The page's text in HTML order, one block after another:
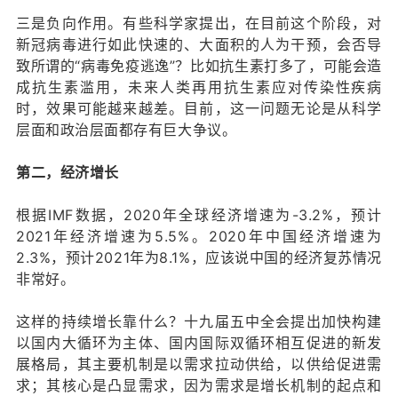
三是负向作用。有些科学家提出，在目前这个阶段，对
新冠病毒进行如此快速的、大面积的人为干预，会否导
致所谓的“病毒免疫逃逸”？比如抗生素打多了，可能会造
成抗生素滥用，未来人类再用抗生素应对传染性疾病
时，效果可能越来越差。目前，这一问题无论是从科学
层面和政治层面都存有巨大争议。
第二，经济增长
根据IMF数据，2020年全球经济增速为-3.2%，预计
2021年经济增速为5.5%。2020年中国经济增速为
2.3%，预计2021年为8.1%，应该说中国的经济复苏情况
非常好。
这样的持续增长靠什么？十九届五中全会提出加快构建
以国内大循环为主体、国内国际双循环相互促进的新发
展格局，其主要机制是以需求拉动供给，以供给促进需
求；其核心是凸显需求，因为需求是增长机制的起点和